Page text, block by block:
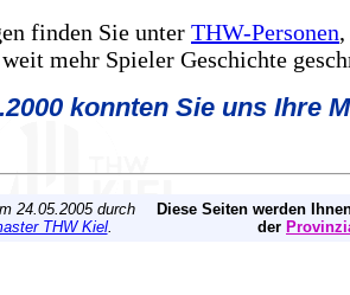
finden Sie unter THW-Personen
mehr Spieler Geschichte
konnten Sie uns Ihre
24.05.2005 durch
THW Kiel.
Diese Seiten werden
der